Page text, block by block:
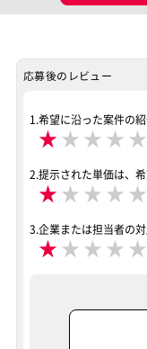
担当工程 要件定
プロ
ポジション スマ
40歳
応募後のレビュー
1.希望に沿った案件の
★ ★ ★ ★ ★
2.提示された単価は、
★ ★ ★ ★ ★
3.企業または担当者の
★ ★ ★ ★ ★